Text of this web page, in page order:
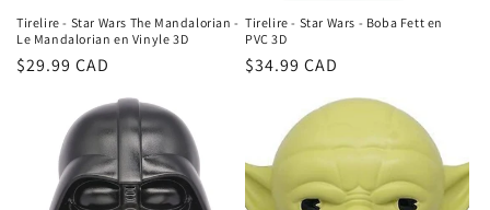
Tirelire - Star Wars The Mandalorian -
Le Mandalorian en Vinyle 3D
Prix
$29.99 CAD
Tirelire - Star Wars - Boba Fett en
PVC 3D
Prix
$34.99 CAD